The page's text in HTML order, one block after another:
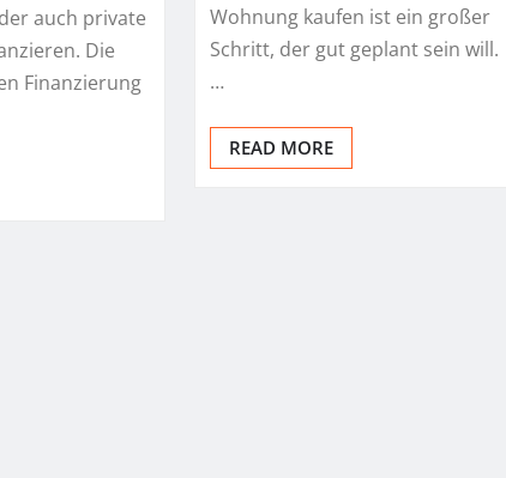
auch private
Die
Finanzierung
Wohnung kaufen ist ein großer
Schritt, der gut geplant sein will.
…
READ MORE